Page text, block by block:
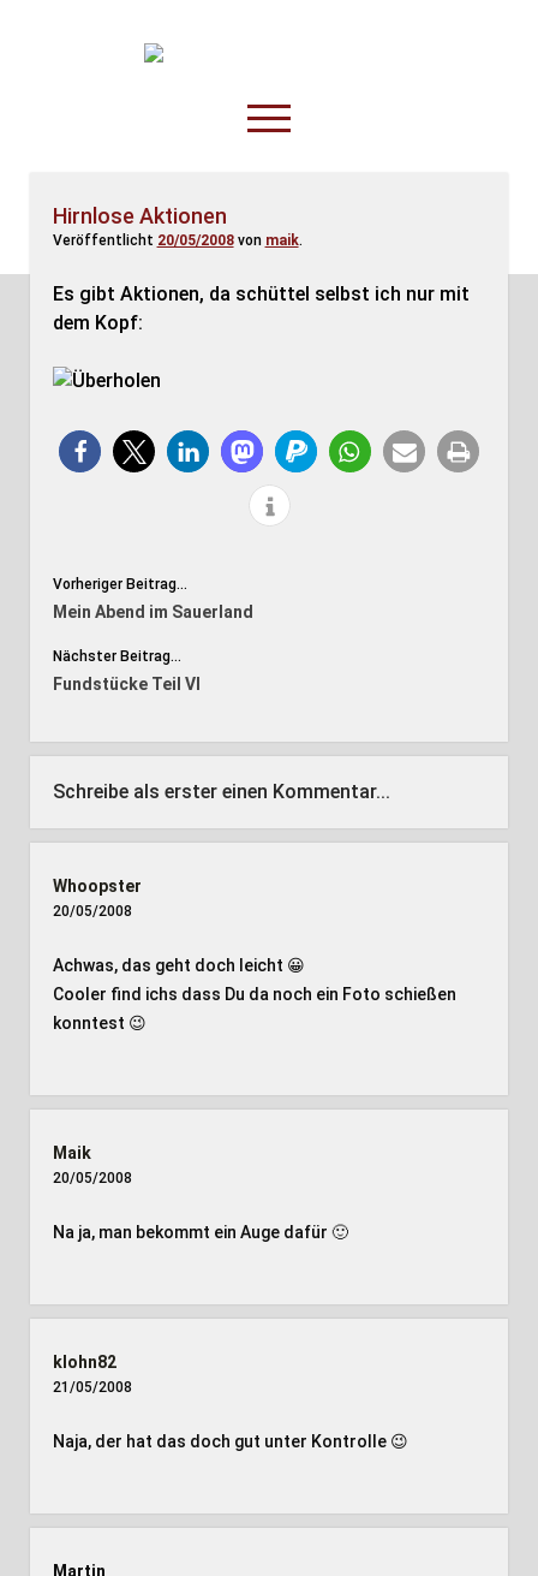
TruckOnline.de
open
menu
Anderswo
Spesenliste
Hirnlose Aktionen
Veröffentlicht 20/05/2008von maik.
Es gibt Aktionen, da schüttel selbst ich nur mit
dem Kopf:
Vorheriger Beitrag...
Mein Abend im Sauerland
Nächster Beitrag...
Fundstücke Teil VI
Schreibe als erster einen Kommentar...
Whoopster
20/05/2008
Achwas, das geht doch leicht 😀
Cooler find ichs dass Du da noch ein Foto schießen
konntest 😉
Maik
20/05/2008
Na ja, man bekommt ein Auge dafür 🙂
klohn82
21/05/2008
Naja, der hat das doch gut unter Kontrolle 😉
Martin